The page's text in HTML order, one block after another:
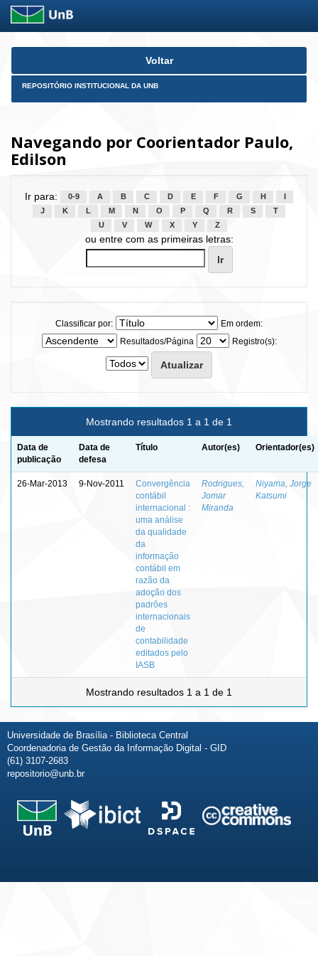
Skip
Voltar
REPOSITÓRIO INSTITUCIONAL DA UNB
Navegando por Coorientador Paulo,
Edilson
Ir para: 0-9 A B C D E F G H
J
K L M N O P Q R S
T
U
V W X Y Z
ou entre com as primeiras letras:
Classificar por:
Em ordem:
Resultados/Página
Registro(s):
Mostrando resultados 1 a 1 de 1
Data de
publicação
Data de
defesa
Título Autor(es) Orientador(es)
26-Mar-2013 9-Nov-2011
Convergência
contábil
internacional :
uma análise
da qualidade
da
informação
contábil em
razão da
adoção dos
padrões
internacionais
de
contabilidade
editados pelo
IASB
Rodrigues,
Jomar
Miranda
Niyama, Jorge
Katsumi
Mostrando resultados 1 a 1 de 1
Universidade de Brasília - Biblioteca Central
Coordenadoria de Gestão da Informação Digital - GID
(61) 3107-2683
repositorio@unb.br